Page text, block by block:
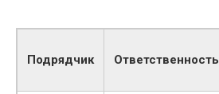
Подрядчик Ответственность